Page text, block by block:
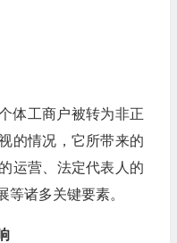
体工商户被转为非正
的情况，它所带来的
运营、法定代表人的
诸多关键要素。